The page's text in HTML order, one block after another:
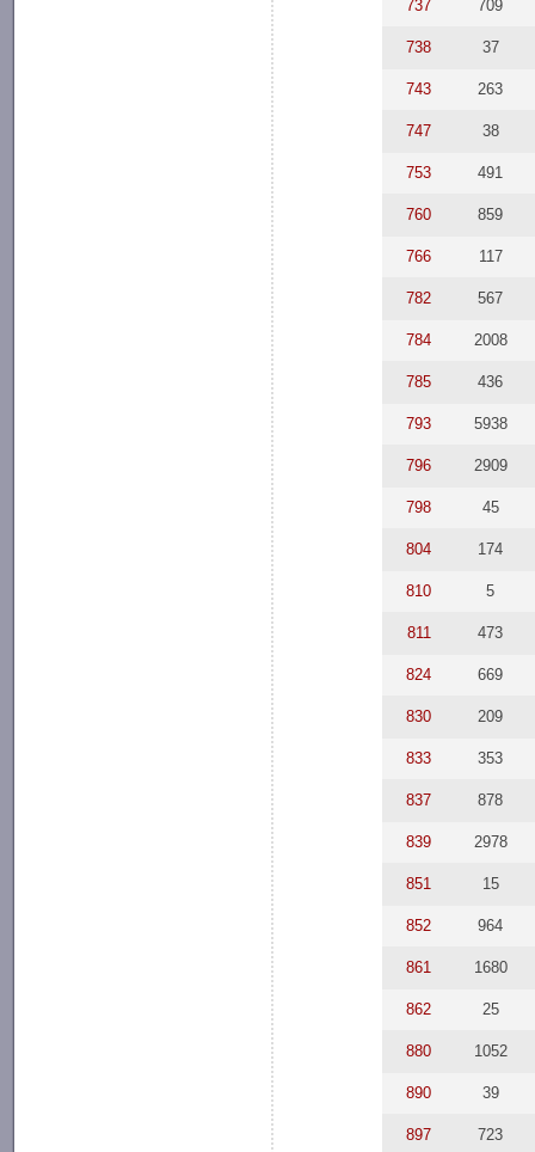
737 709
738 37
743 263
747 38
753 491
760 859
766 117
782 567
784 2008
785 436
793 5938
796 2909
798 45
804 174
810 5
811 473
824 669
830 209
833 353
837 878
839 2978
851 15
852 964
861 1680
862 25
880 1052
890 39
897 723